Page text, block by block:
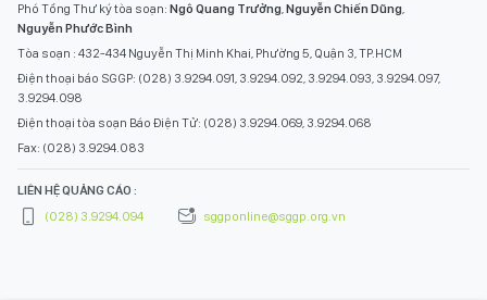
Phó Tổng Thư ký tòa soạn: Ngô Quang Trưởng,Nguyễn Chiến Dũng,
Nguyễn Phước Bình
Tòa soạn : 432-434 Nguyễn Thị Minh Khai, Phường 5, Quận 3, TP.HCM
Điện thoại báo SGGP: (028) 3.9294.091, 3.9294.092, 3.9294.093, 3.9294.097,
3.9294.098
Điện thoại tòa soạn Báo Điện Tử: (028) 3.9294.069, 3.9294.068
Fax: (028) 3.9294.083
LIÊN HỆ QUẢNG CÁO :
(028) 3.9294.094
sggponline@sggp.org.vn